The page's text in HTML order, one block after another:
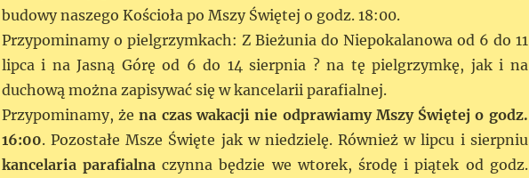
budowy naszego Kościoła po Mszy Świętej o godz. 18:00.
Przypominamy o pielgrzymkach: Z Bieżunia do Niepokalanowa od 6 do 11
lipca i na Jasną Górę od 6 do 14 sierpnia ? na tę pielgrzymkę, jak i na
duchową można zapisywać się w kancelarii parafialnej.
Przypominamy, żena czas wakacji nie odprawiamy Mszy Świętej o godz.
16:00. Pozostałe Msze Święte jak w niedzielę. Również w lipcu i sierpniu
kancelaria parafialna czynna będzie we wtorek, środę i piątek od godz.